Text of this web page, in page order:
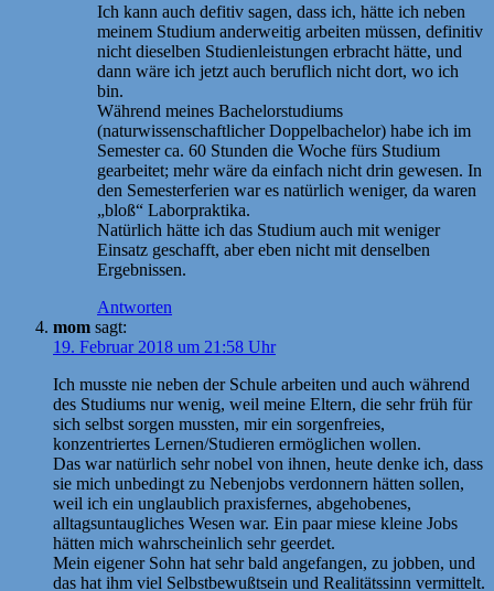
Ich kann auch defitiv sagen, dass ich, hätte ich neben
meinem Studium anderweitig arbeiten müssen, definitiv
nicht dieselben Studienleistungen erbracht hätte, und
dann wäre ich jetzt auch beruflich nicht dort, wo ich
bin.
Während meines Bachelorstudiums
(naturwissenschaftlicher Doppelbachelor) habe ich im
Semester ca. 60 Stunden die Woche fürs Studium
gearbeitet; mehr wäre da einfach nicht drin gewesen. In
den Semesterferien war es natürlich weniger, da waren
„bloß“ Laborpraktika.
Natürlich hätte ich das Studium auch mit weniger
Einsatz geschafft, aber eben nicht mit denselben
Ergebnissen.
Antworten
mom sagt:
19. Februar 2018 um 21:58 Uhr
Ich musste nie neben der Schule arbeiten und auch während
des Studiums nur wenig, weil meine Eltern, die sehr früh für
sich selbst sorgen mussten, mir ein sorgenfreies,
konzentriertes Lernen/Studieren ermöglichen wollen.
Das war natürlich sehr nobel von ihnen, heute denke ich, dass
sie mich unbedingt zu Nebenjobs verdonnern hätten sollen,
weil ich ein unglaublich praxisfernes, abgehobenes,
alltagsuntaugliches Wesen war. Ein paar miese kleine Jobs
hätten mich wahrscheinlich sehr geerdet.
Mein eigener Sohn hat sehr bald angefangen, zu jobben, und
das hat ihm viel Selbstbewußtsein und Realitätssinn vermittelt.